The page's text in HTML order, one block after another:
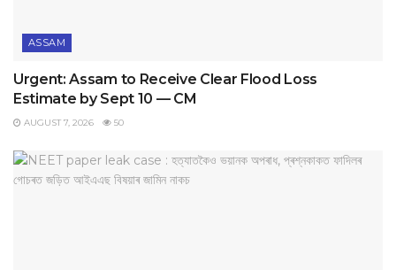
ASSAM
Urgent: Assam to Receive Clear Flood Loss
Estimate by Sept 10 — CM
AUGUST 7, 2026 50